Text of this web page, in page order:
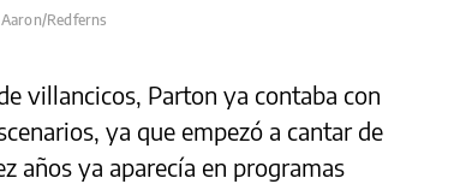
Redferns
villancicos, Parton ya contaba con
ya que empezó a cantar de
años ya aparecía en programas